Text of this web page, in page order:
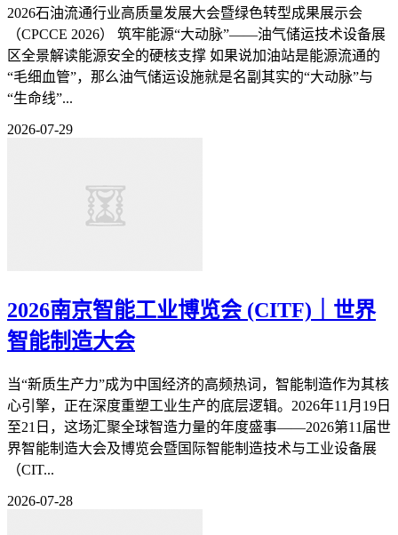
2026石油流通行业高质量发展大会暨绿色转型成果展示会
（CPCCE 2026） 筑牢能源“大动脉”——油气储运技术设备展
区全景解读能源安全的硬核支撑 如果说加油站是能源流通的
“毛细血管”，那么油气储运设施就是名副其实的“大动脉”与
“生命线”...
2026-07-29
2026南京智能工业博览会 (CITF)｜世界
智能制造大会
当“新质生产力”成为中国经济的高频热词，智能制造作为其核
心引擎，正在深度重塑工业生产的底层逻辑。2026年11月19日
至21日，这场汇聚全球智造力量的年度盛事——2026第11届世
界智能制造大会及博览会暨国际智能制造技术与工业设备展
（CIT...
2026-07-28